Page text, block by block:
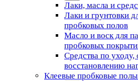
Лаки, масла и
Лаки и грунтовки
пробковых полов
Масло и воск для
пробковых
Средства по уходу,
восстановлению
Клеевые пробковые